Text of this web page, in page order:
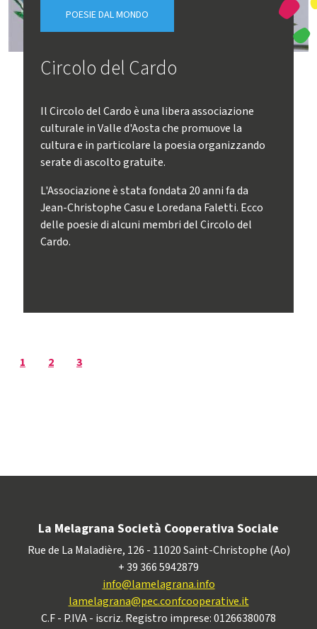
POESIE DAL MONDO
Circolo del Cardo
Il Circolo del Cardo è una libera associazione
culturale in Valle d'Aosta che promuove la
cultura e in particolare la poesia organizzando
serate di ascolto gratuite.
L'Associazione è stata fondata 20 anni fa da
Jean-Christophe Casu e Loredana Faletti. Ecco
delle poesie di alcuni membri del Circolo del
Cardo.
1 2 3
La Melagrana Società Cooperativa Sociale
Rue de La Maladière, 126 - 11020 Saint-Christophe (Ao)
+ 39 366 5942879
info@lamelagrana.info
lamelagrana@pec.confcooperative.it
C.F - P.IVA - iscriz. Registro imprese: 01266380078